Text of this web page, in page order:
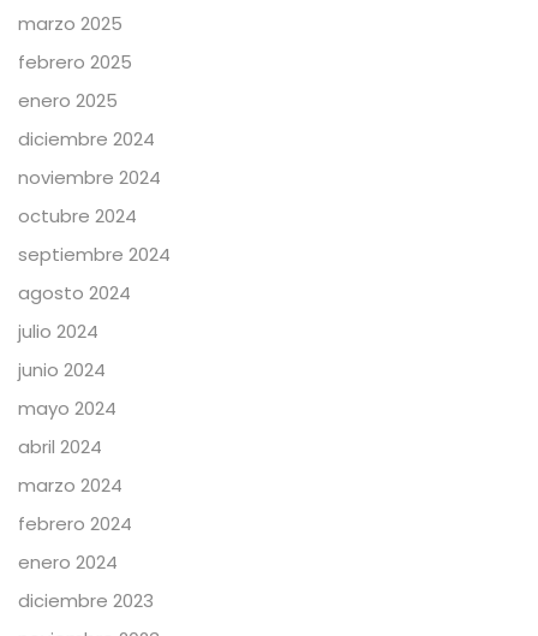
marzo 2025
febrero 2025
enero 2025
diciembre 2024
noviembre 2024
octubre 2024
septiembre 2024
agosto 2024
julio 2024
junio 2024
mayo 2024
abril 2024
marzo 2024
febrero 2024
enero 2024
diciembre 2023